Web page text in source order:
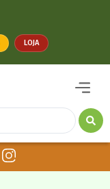
LOJA